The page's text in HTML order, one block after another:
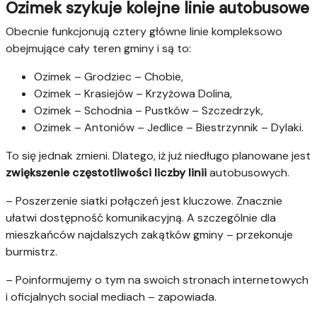
Ozimek szykuje kolejne linie autobusowe
Obecnie funkcjonują cztery główne linie kompleksowo
obejmujące cały teren gminy i są to:
Ozimek – Grodziec – Chobie,
Ozimek – Krasiejów – Krzyżowa Dolina,
Ozimek – Schodnia – Pustków – Szczedrzyk,
Ozimek – Antoniów – Jedlice – Biestrzynnik – Dylaki.
To się jednak zmieni. Dlatego, iż już niedługo planowane jest
zwiększenie częstotliwości liczby liniiautobusowych.
– Poszerzenie siatki połączeń jest kluczowe. Znacznie
ułatwi dostępność komunikacyjną. A szczególnie dla
mieszkańców najdalszych zakątków gminy – przekonuje
burmistrz.
– Poinformujemy o tym na swoich stronach internetowych
i oficjalnych social mediach – zapowiada.